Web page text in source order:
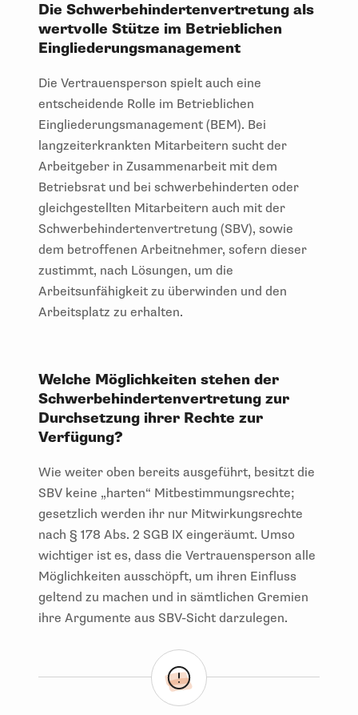
Die Schwerbehindertenvertretung als
wertvolle Stütze im Betrieblichen
Eingliederungsmanagement
Die Vertrauensperson spielt auch eine
entscheidende Rolle im Betrieblichen
Eingliederungsmanagement (BEM). Bei
langzeiterkrankten Mitarbeitern sucht der
Arbeitgeber in Zusammenarbeit mit dem
Betriebsrat und bei schwerbehinderten oder
gleichgestellten Mitarbeitern auch mit der
Schwerbehindertenvertretung (SBV), sowie
dem betroffenen Arbeitnehmer, sofern dieser
zustimmt, nach Lösungen, um die
Arbeitsunfähigkeit zu überwinden und den
Arbeitsplatz zu erhalten.
Welche Möglichkeiten stehen der
Schwerbehindertenvertretung zur
Durchsetzung ihrer Rechte zur
Verfügung?
Wie weiter oben bereits ausgeführt, besitzt die
SBV keine „harten“ Mitbestimmungsrechte;
gesetzlich werden ihr nur Mitwirkungsrechte
nach § 178 Abs. 2 SGB IX eingeräumt. Umso
wichtiger ist es, dass die Vertrauensperson alle
Möglichkeiten ausschöpft, um ihren Einfluss
geltend zu machen und in sämtlichen Gremien
ihre Argumente aus SBV-Sicht darzulegen.